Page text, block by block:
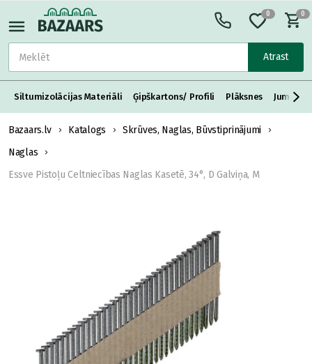
Atrast
0 0
Siltumizolācijas Materiāli Ģipškartons/ Profili Plāksnes Jumta
Bazaars.lv Katalogs
Skrūves, Naglas, Būvstiprinājumi
Naglas
Essve Pistoļu Celtniecības Naglas Kasetē, 34°, D Galviņa, M